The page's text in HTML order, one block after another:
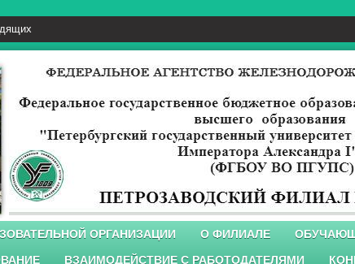
ОРГАНИЗАЦИИ О ФИЛИАЛЕ
ВЗАИМОДЕЙСТВИЕ С РАБОТОДАТЕЛЯМИ